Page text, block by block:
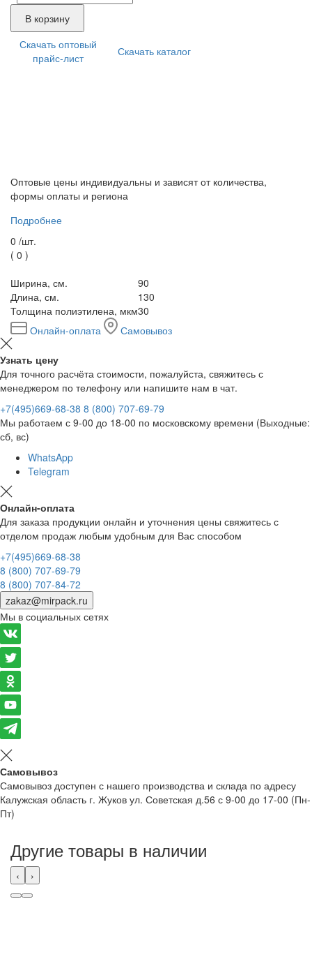
В корзину
Скачать оптовый
прайс-лист
Скачать каталог
Оптовые цены индивидуальны и зависят от количества,
формы оплаты и региона
Подробнее
0 /шт.
( 0 )
Ширина, см.
90
Длина, см.
130
Толщина полиэтилена, мкм30
Онлайн-оплата
Самовывоз
Узнать цену
Для точного расчёта стоимости, пожалуйста, свяжитесь с
менеджером по телефону или напишите нам в чат.
+7(495)669-68-38 8 (800) 707-69-79
Мы работаем с 9-00 до 18-00 по московскому времени (Выходные:
сб, вс)
WhatsApp
Telegram
Онлайн-оплата
Для заказа продукции онлайн и уточнения цены свяжитесь с
отделом продаж любым удобным для Вас способом
+7(495)669-68-38
8 (800) 707-69-79
8 (800) 707-84-72
zakaz@mirpack.ru
Мы в социальных сетях
Самовывоз
Самовывоз доступен с нашего производства и склада по адресу
Калужская область г. Жуков ул. Советская д.56 с 9-00 до 17-00 (Пн-
Пт)
Другие товары в наличии
‹ ›